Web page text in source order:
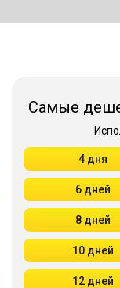
Самые
4 дня
6 дней
8 дней
10 дней
12 дней